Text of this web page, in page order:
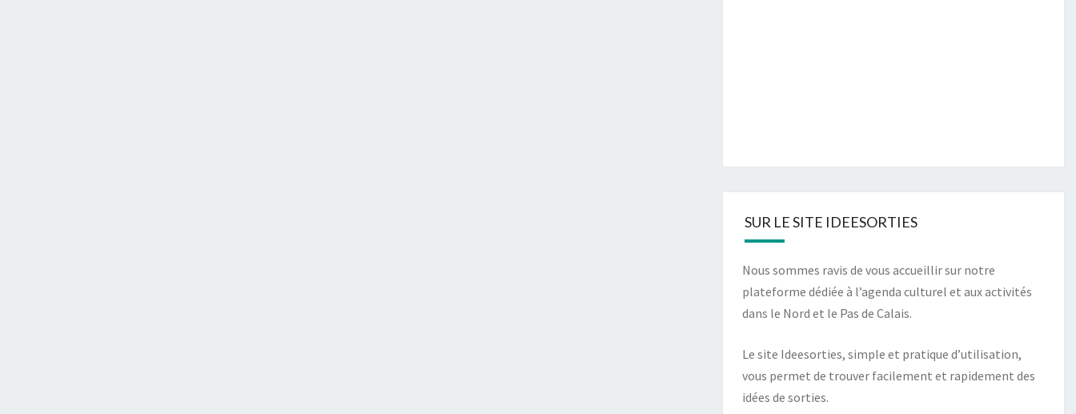
SUR LE SITE IDEESORTIES
Nous sommes ravis de vous accueillir sur notre
plateforme dédiée à l’agenda culturel et aux activités
dans le Nord et le Pas de Calais.
Le site Ideesorties, simple et pratique d’utilisation,
vous permet de trouver facilement et rapidement des
idées de sorties.